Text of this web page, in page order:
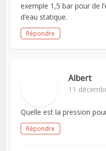
exemple 1,5 bar pour de
d’eau statique.
Répondre
Albert
11
Quelle est la pression
Répondre